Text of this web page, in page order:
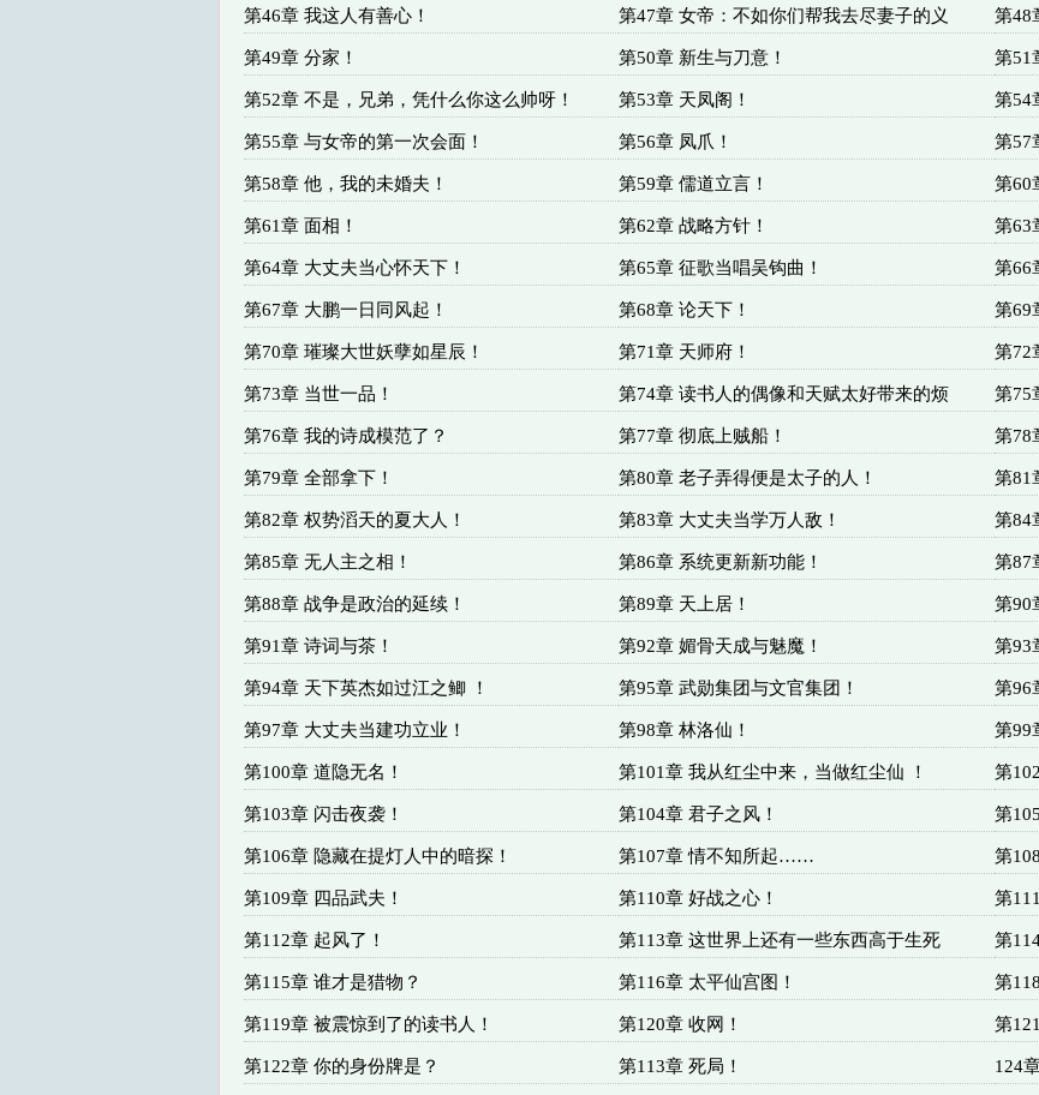
第46章 我这人有善心！ 第47章 女帝：不如你们帮我去尽妻子的义 第48
第49章 分家！ 第50章 新生与刀意！ 第51
第52章 不是，兄弟，凭什么你这么帅呀！ 第53章 天凤阁！ 第54
第55章 与女帝的第一次会面！ 第56章 凤爪！ 第57
第58章 他，我的未婚夫！ 第59章 儒道立言！ 第60
第61章 面相！ 第62章 战略方针！ 第63
第64章 大丈夫当心怀天下！ 第65章 征歌当唱吴钩曲！ 第66
第67章 大鹏一日同风起！ 第68章 论天下！ 第69
第70章 璀璨大世妖孽如星辰！ 第71章 天师府！ 第72
第73章 当世一品！ 第74章 读书人的偶像和天赋太好带来的烦 第75
第76章 我的诗成模范了？ 第77章 彻底上贼船！ 第78
第79章 全部拿下！ 第80章 老子弄得便是太子的人！ 第81
第82章 权势滔天的夏大人！ 第83章 大丈夫当学万人敌！ 第84
第85章 无人主之相！ 第86章 系统更新新功能！ 第87
第88章 战争是政治的延续！ 第89章 天上居！ 第90
第91章 诗词与茶！ 第92章 媚骨天成与魅魔！ 第93
第94章 天下英杰如过江之鲫 ！ 第95章 武勋集团与文官集团！ 第96
第97章 大丈夫当建功立业！ 第98章 林洛仙！ 第99
第100章 道隐无名！ 第101章 我从红尘中来，当做红尘仙 ！ 第
第103章 闪击夜袭！ 第104章 君子之风！ 第
第106章 隐藏在提灯人中的暗探！ 第107章 情不知所起…… 第
第109章 四品武夫！ 第110章 好战之心！ 第
第112章 起风了！ 第113章 这世界上还有一些东西高于生死 第
第115章 谁才是猎物？ 第116章 太平仙宫图！ 第
第119章 被震惊到了的读书人！ 第120章 收网！ 第
第122章 你的身份牌是？ 第113章 死局！ 124